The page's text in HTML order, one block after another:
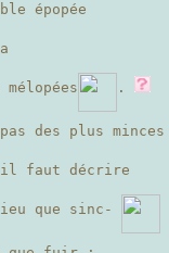
épopée
.
des plus minces
faut décrire
que sinc-